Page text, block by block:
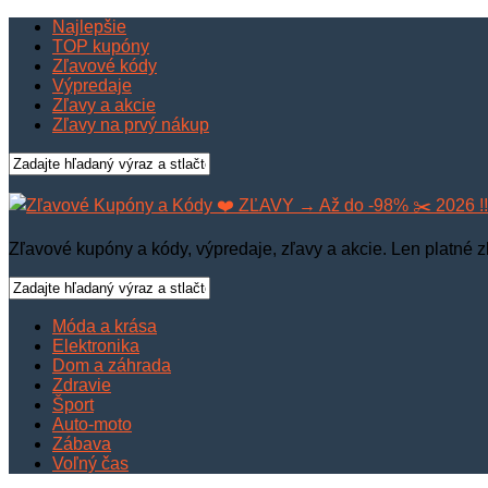
Najlepšie
TOP kupóny
Zľavové kódy
Výpredaje
Zľavy a akcie
Zľavy na prvý nákup
Zľavové kupóny a kódy, výpredaje, zľavy a akcie. Len platné
Móda a krása
Elektronika
Dom a záhrada
Zdravie
Šport
Auto-moto
Zábava
Voľný čas